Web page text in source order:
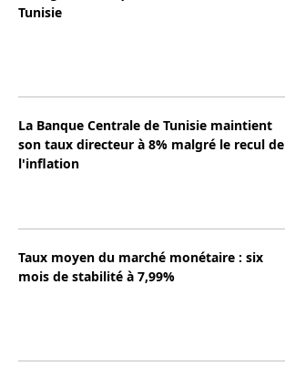
Tunisie
La Banque Centrale de Tunisie maintient
son taux directeur à 8% malgré le recul de
l'inflation
Taux moyen du marché monétaire : six
mois de stabilité à 7,99%